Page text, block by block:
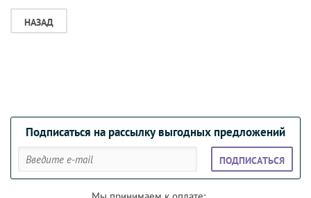
НАЗАД
Подписаться на рассылку выгодных предложений
ПОДПИСАТЬСЯ